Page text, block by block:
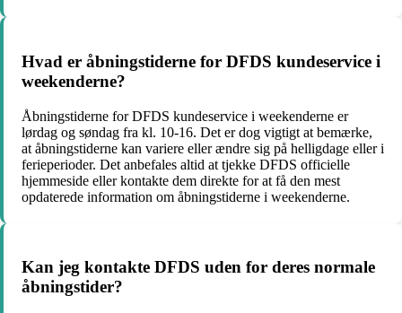
Hvad er åbningstiderne for DFDS kundeservice i
weekenderne?
Åbningstiderne for DFDS kundeservice i weekenderne er
lørdag og søndag fra kl. 10-16. Det er dog vigtigt at bemærke,
at åbningstiderne kan variere eller ændre sig på helligdage eller i
ferieperioder. Det anbefales altid at tjekke DFDS officielle
hjemmeside eller kontakte dem direkte for at få den mest
opdaterede information om åbningstiderne i weekenderne.
Kan jeg kontakte DFDS uden for deres normale
åbningstider?